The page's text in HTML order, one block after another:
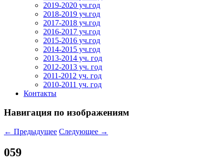
2019-2020 уч.год
2018-2019 уч.год
2017-2018 уч.год
2016-2017 уч.год
2015-2016 уч.год
2014-2015 уч.год
2013-2014 уч. год
2012-2013 уч. год
2011-2012 уч. год
2010-2011 уч. год
Контакты
Навигация по изображениям
← Предыдущее Следующее →
059